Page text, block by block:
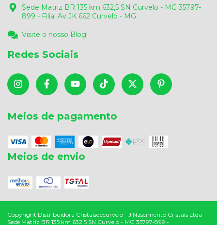
Sede Matriz BR 135 km 632,5 SN Curvelo - MG 35797-
899 - Filial Av.JK 662 Curvelo - MG
Visite o nosso Blog!
Redes Sociais
Meios de pagamento
Meios de envio
Copyright Distribuidora Cristaisdecurvelo - J Nascimento Cristais Ltda -
Sede Matriz BR 135 km 632,5 SN Curvelo - MG 35797-899 -